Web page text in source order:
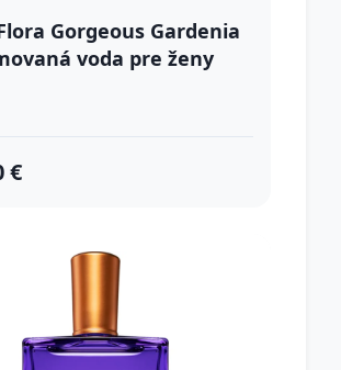
Gorgeous Gardenia
voda pre ženy
ml
€